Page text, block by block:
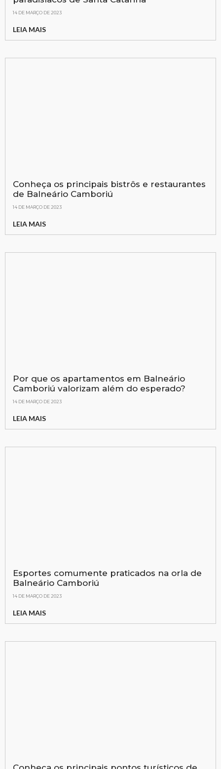
14 DE MARÇO DE 2023
LEIA MAIS
Conheça os principais bistrôs e restaurantes
de Balneário Camboriú
14 DE MARÇO DE 2023
LEIA MAIS
Por que os apartamentos em Balneário
Camboriú valorizam além do esperado?
14 DE MARÇO DE 2023
LEIA MAIS
Esportes comumente praticados na orla de
Balneário Camboriú
14 DE MARÇO DE 2023
LEIA MAIS